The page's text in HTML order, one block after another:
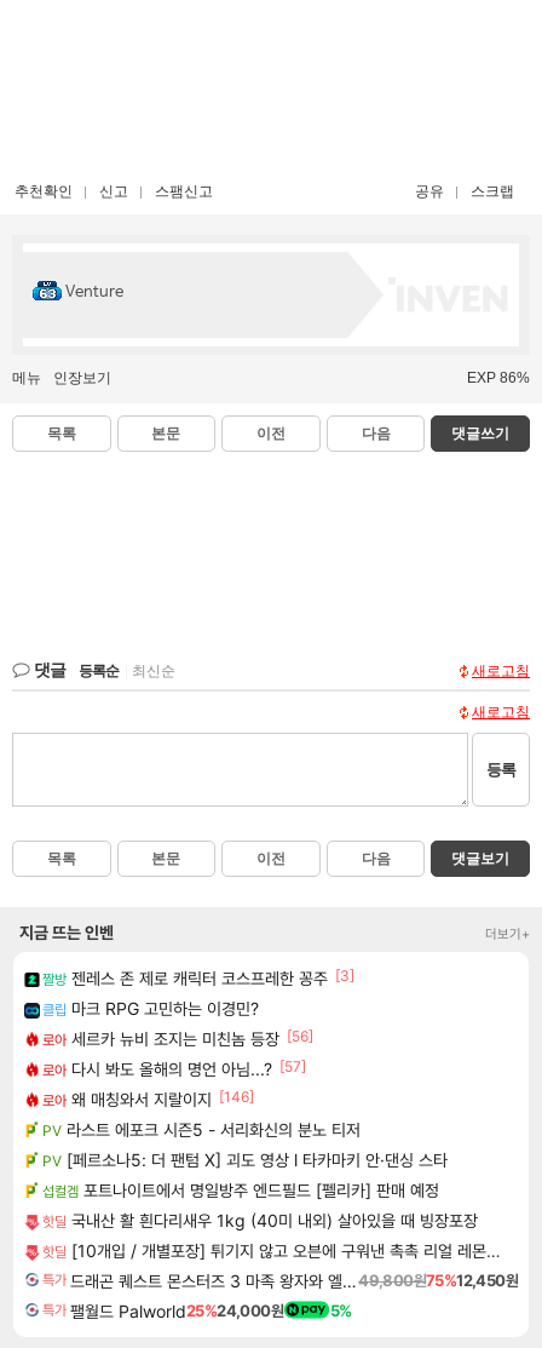
추천확인 신고 스팸신고 공유 스크랩
Venture
메뉴 인장보기 EXP 86%
목록 본문 이전 다음 댓글쓰기
댓글 등록순 최신순 새로고침
새로고침
등록
목록 본문 이전 다음 댓글보기
지금 뜨는 인벤 더보기+
짤방 젠레스 존 제로 캐릭터 코스프레한 꽁주 [3]
클립 마크 RPG 고민하는 이경민?
로아 세르카 뉴비 조지는 미친놈 등장 [56]
로아 다시 봐도 올해의 명언 아님...? [57]
로아 왜 매칭와서 지랄이지 [146]
PV 라스트 에포크 시즌5 - 서리화신의 분노 티저
PV [페르소나5: 더 팬텀 X] 괴도 영상 l 타카마키 안·댄싱 스타
섭컬겜 포트나이트에서 명일방주 엔드필드 [펠리카] 판매 예정
핫딜 국내산 활 흰다리새우 1kg (40미 내외) 살아있을 때 빙장포장
핫딜 [10개입 / 개별포장] 튀기지 않고 오븐에 구워낸 촉촉 리얼 레몬케이크 ( 1박스 10개입 / 개별포장)
특가 드래곤 퀘스트 몬스터즈 3 마족 왕자와 엘프의 여행 Dragon Quest Monsters The Dark Prince49,800원75%12,450원
특가 팰월드 Palworld25%24,000원 5%